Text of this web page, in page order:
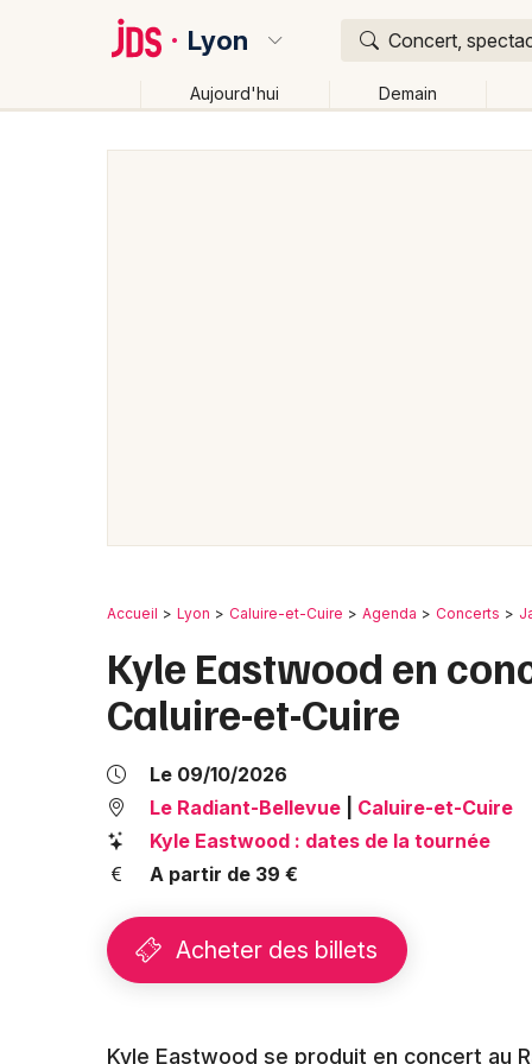
Lyon Concert,
Aujourd'hui Demain
Accueil Lyon Caluire-et-Cuire Agenda Concerts
Kyle Eastwood en
Caluire-et-Cuire
Le 09/10/2026
Le Radiant-Bellevue
Caluire-et-Cuire
Kyle Eastwood : dates de la tournée
A partir de 39 €
Acheter des billets
Kyle Eastwood se produit en concert au